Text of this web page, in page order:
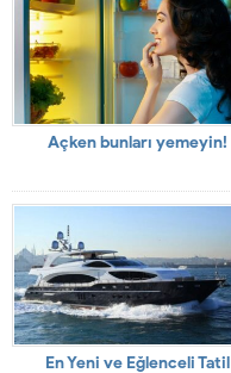
Açken bunları yemeyin!
En Yeni ve Eğlenceli Tatil